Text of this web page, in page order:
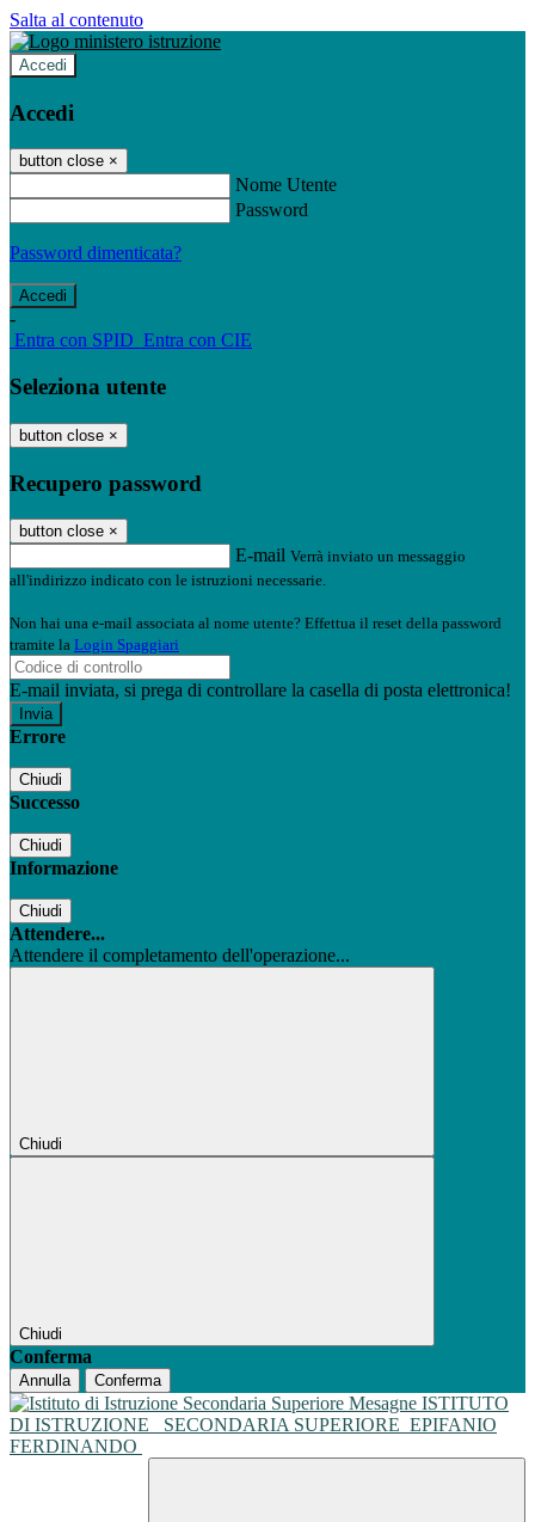
Salta al contenuto
Accedi
Accedi
button close ×
Nome Utente
Password
Password dimenticata?
-
Entra con SPID Entra con CIE
Seleziona utente
button close ×
Recupero password
button close ×
E-mail Verrà inviato un messaggio
all'indirizzo indicato con le istruzioni necessarie.
Non hai una e-mail associata al nome utente? Effettua il reset della password
tramite la Login Spaggiari
E-mail inviata, si prega di controllare la casella di posta elettronica!
Errore
Chiudi
Successo
Chiudi
Informazione
Chiudi
Attendere...
Attendere il completamento dell'operazione...
Chiudi
Chiudi
Conferma
Annulla Conferma
ISTITUTO
DI ISTRUZIONE
SECONDARIA SUPERIORE EPIFANIO
FERDINANDO